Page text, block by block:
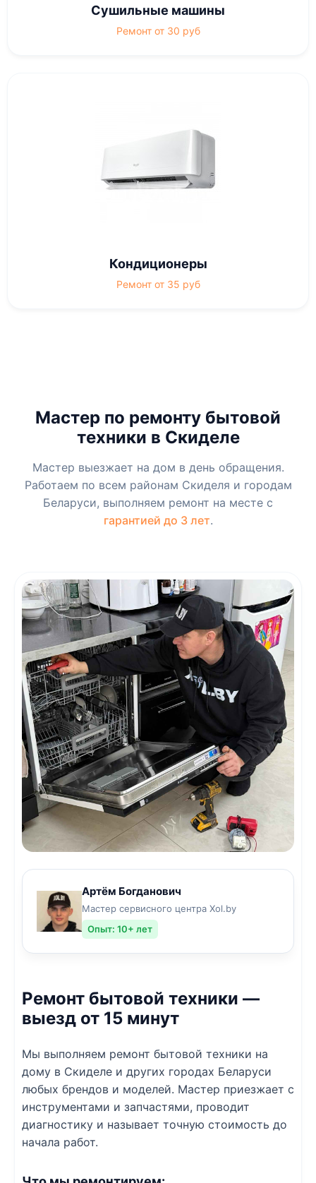
Сушильные машины
Ремонт от 30 руб
Кондиционеры
Ремонт от 35 руб
Мастер по ремонту бытовой
техники в Скиделе
Мастер выезжает на дом в день обращения.
Работаем по всем районам Скиделя и городам
Беларуси, выполняем ремонт на месте с
гарантией до 3 лет.
Артём Богданович
Мастер сервисного центра Xol.by
Опыт: 10+ лет
Ремонт бытовой техники —
выезд от 15 минут
Мы выполняем ремонт бытовой техники на
дому в Скиделе и других городах Беларуси
любых брендов и моделей. Мастер приезжает с
инструментами и запчастями, проводит
диагностику и называет точную стоимость до
начала работ.